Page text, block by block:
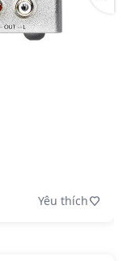
Yêu thích